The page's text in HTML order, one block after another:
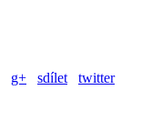
g+ sdílet twitter